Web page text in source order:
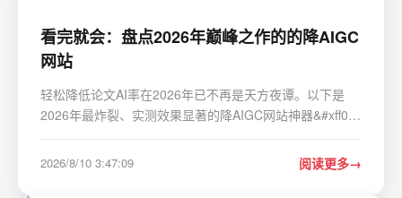
看完就会：盘点2026年巅峰之作的的降AIGC
网站
轻松降低论文AI率在2026年已不再是天方夜谭。以下是
2026年最炸裂、实测效果显著的降AIGC网站神器&#xff0c;
测四大核心场景&#xff0c;帮你稳妥搞定毕业论文。 一、全
流程王者&#xff1a;一站式搞定论文全链路 这类工具…
2026/8/10 3:47:09 阅读更多